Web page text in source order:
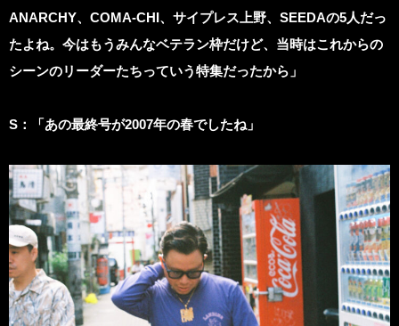
ANARCHY、COMA-CHI、サイプレス上野、SEEDAの5人だっ
たよね。今はもうみんなベテラン枠だけど、当時はこれからの
シーンのリーダーたちっていう特集だったから」
S：「あの最終号が2007年の春でしたね」